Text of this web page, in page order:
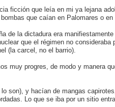
ficción que leía en mi ya lejana
que caían en Palomares o
de la dictadura era
que el régimen no
(la carcel, no el barrio).
muy progres, de modo y manera
son), y hacían de mangas
Lo que se iba por un sitio